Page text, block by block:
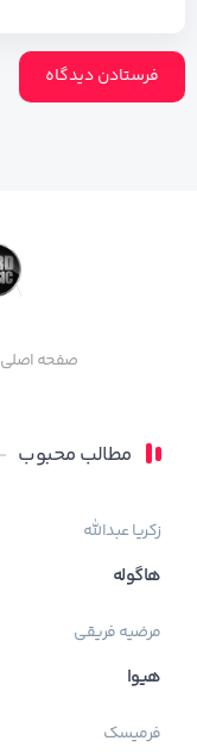
صفحه اصلی
مطالب محبوب
زکریا عبدالله
هاگوله
مرضیه فریقی
هیوا
فرمیسک